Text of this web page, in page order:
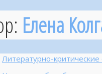
Елена
Литературно-критические